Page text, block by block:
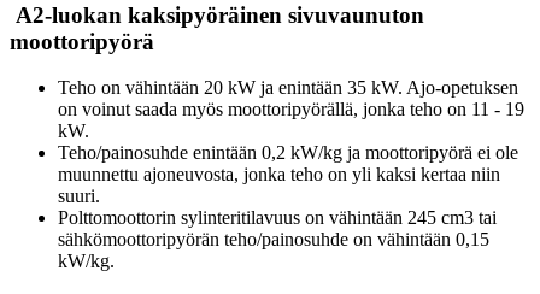
A2-luokan kaksipyöräinen sivuvaunuton
moottoripyörä
Teho on vähintään 20 kW ja enintään 35 kW. Ajo-opetuksen
on voinut saada myös moottoripyörällä, jonka teho on 11 - 19
kW.
Teho/painosuhde enintään 0,2 kW/kg ja moottoripyörä ei ole
muunnettu ajoneuvosta, jonka teho on yli kaksi kertaa niin
suuri.
Polttomoottorin sylinteritilavuus on vähintään 245 cm3 tai
sähkömoottoripyörän teho/painosuhde on vähintään 0,15
kW/kg.